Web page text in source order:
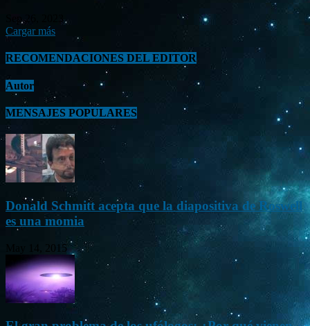
Sep 26, 2023
Cargar más
RECOMENDACIONES DEL EDITOR
Autor
MENSAJES POPULARES
Donald Schmitt acepta que la diapositiva de Roswell
es una momia
May 14, 2015